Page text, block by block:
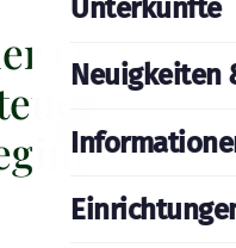
Ort, an
in
Unterkünfte
Neuigkeiten